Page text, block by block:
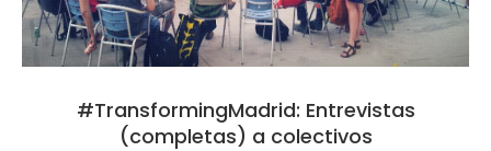
#TransformingMadrid: Entrevistas
(completas) a colectivos